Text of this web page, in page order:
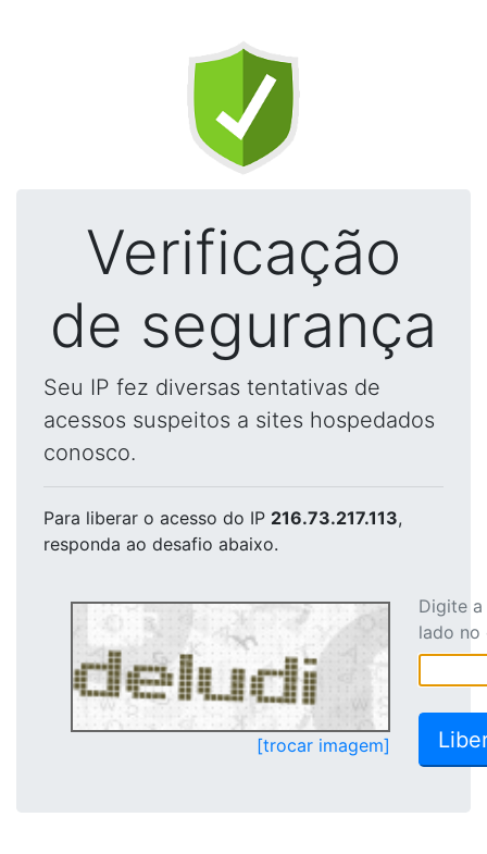
Verificação
de segurança
Seu IP fez diversas tentativas de
acessos suspeitos a sites hospedados
conosco.
Para liberar o acesso do IP 216.73.217.113,
responda ao desafio abaixo.
[trocar imagem]
Digite
lado no